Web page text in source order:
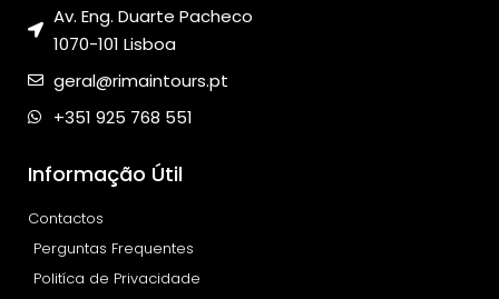
Av. Eng. Duarte Pacheco
1070-101 Lisboa
geral@rimaintours.pt
+351 925 768 551
Informação Útil
Contactos
Perguntas Frequentes
Politíca de Privacidade